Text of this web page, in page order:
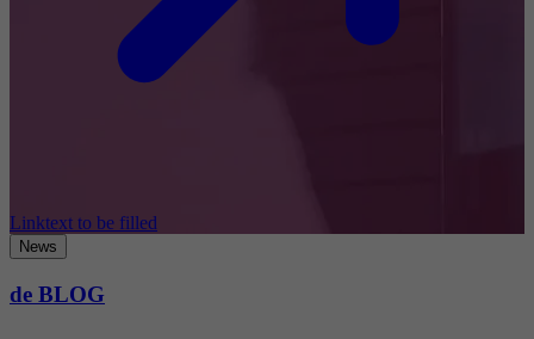
Linktext to be filled
News
de BLOG